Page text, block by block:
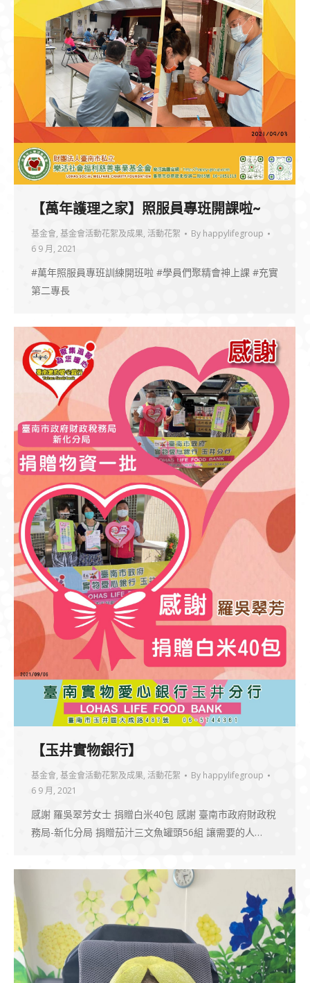
【萬年護理之家】照服員專班開課啦~
基金會, 基金會活動花絮及成果, 活動花絮 By happylifegroup
6 9 月, 2021
#萬年照服員專班訓練開班啦 #學員們聚精會神上課 #充實
第二專長
【玉井實物銀行】
基金會, 基金會活動花絮及成果, 活動花絮 By happylifegroup
6 9 月, 2021
感謝 羅吳翠芳女士 捐贈白米40包 感謝 臺南市政府財政稅
務局-新化分局 捐贈茄汁三文魚罐頭56組 讓需要的人…